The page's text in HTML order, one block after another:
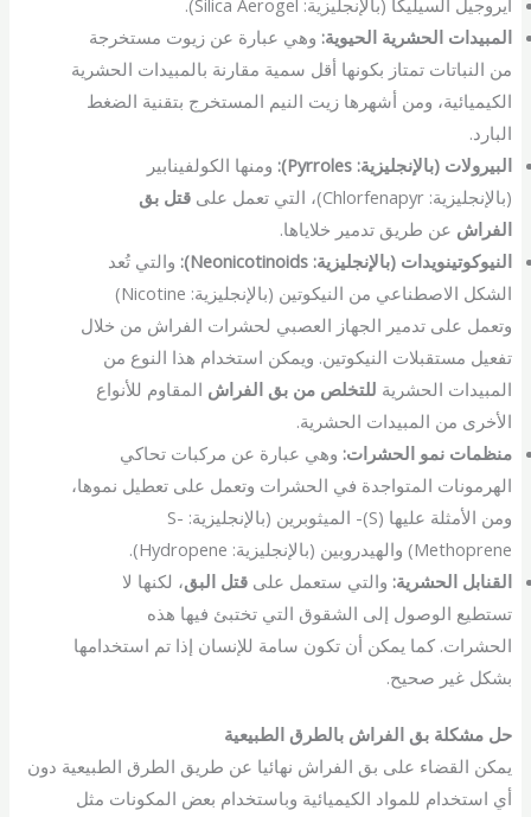
المبيدات الحشرية الحيوية: وهي عبارة عن زيوت مستخرجة
من النباتات تمتاز بكونها أقل سمية مقارنة بالمبيدات الحشرية
الكيميائية، ومن أشهرها زيت النيم المستخرج بتقنية الضغط
البارد.
البيرولات (بالإنجليزية: Pyrroles):
ومنها الكولفينابير
(بالإنجليزية: Chlorfenapyr)، التي تعمل على
قتل بق
الفراش عن طريق تدمير خلاياها.
النيوكوتينويدات (بالإنجليزية: Neonicotinoids):
والتي تُعد
الشكل الاصطناعي من النيكوتين (بالإنجليزية: Nicotine)
وتعمل على تدمير الجهاز العصبي لحشرات الفراش من خلال
تفعيل مستقبلات النيكوتين. ويمكن استخدام هذا النوع من
المبيدات الحشرية للتخلص من بق الفراش المقاوم للأنواع
الأخرى من المبيدات الحشرية.
منظمات نمو الحشرات: وهي عبارة عن مركبات تحاكي
الهرمونات المتواجدة في الحشرات وتعمل على تعطيل نموها،
ومن الأمثلة عليها (S)- الميثوبرين (بالإنجليزية: S-
Methoprene) والهيدروبين (بالإنجليزية: Hydropene).
القنابل الحشرية: والتي ستعمل على قتل البق، لكنها لا
تستطيع الوصول إلى الشقوق التي تختبئ فيها هذه
الحشرات. كما يمكن أن تكون سامة للإنسان إذا تم استخدامها
بشكل غير صحيح.
حل مشكلة بق الفراش بالطرق الطبيعية
يمكن القضاء على بق الفراش نهائيا عن طريق الطرق الطبيعية دون
أي استخدام للمواد الكيميائية وباستخدام بعض المكونات مثل